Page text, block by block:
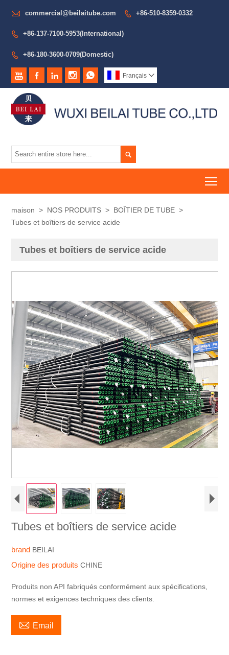
 commercial@beilaitube.com  +86-510-8359-0332
 +86-137-7100-5953(International)
 +86-180-3600-0709(Domestic)
     Français 

maison > NOS PRODUITS > BOÎTIER DE TUBE >
Tubes et boîtiers de service acide
Tubes et boîtiers de service acide
Tubes et boîtiers de service acide
brand BEILAI
Origine des produitsCHINE
Produits non API fabriqués conformément aux spécifications,
normes et exigences techniques des clients.
 Email